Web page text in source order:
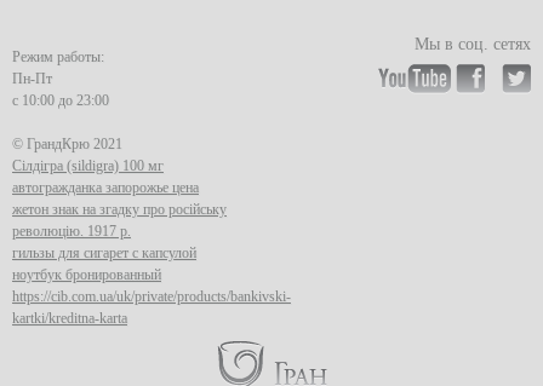
Режим работы:
Пн-Пт
с 10:00 до 23:00
© ГрандКрю 2021
Сілдігра (sildigra) 100 мг
автогражданка запорожье цена
жетон знак на згадку про російську
революцію. 1917 р.
гильзы для сигарет с капсулой
ноутбук бронированный
https://cib.com.ua/uk/private/products/bankivski-
kartki/kreditna-karta
Мы в соц. сетях